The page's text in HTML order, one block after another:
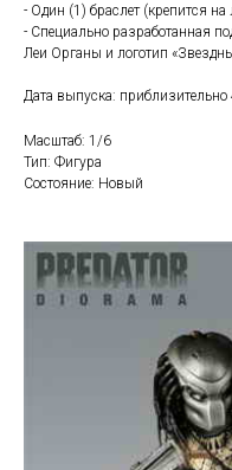
- Один (1) браслет (крепится на
- Специально разработанная
Леи Органы и логотип
Дата выпуска:
Масштаб: 1/6
Тип: Фигура
Состояние: Новый